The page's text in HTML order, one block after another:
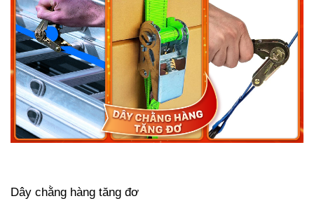
Dây chằng hàng tăng đơ